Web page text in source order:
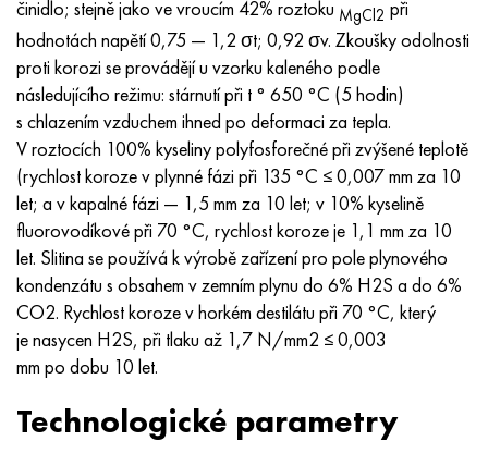
činidlo; stejně jako ve vroucím 42% roztoku MgCl2 při
hodnotách napětí 0,75 — 1,2 σt; 0,92 σv. Zkoušky odolnosti
proti korozi se provádějí u vzorku kaleného podle
následujícího režimu: stárnutí při t ° 650 °C (5 hodin)
s chlazením vzduchem ihned po deformaci za tepla.
V roztocích 100% kyseliny polyfosforečné při zvýšené teplotě
(rychlost koroze v plynné fázi při 135 °C ≤ 0,007 mm za 10
let; a v kapalné fázi — 1,5 mm za 10 let; v 10% kyselině
fluorovodíkové při 70 °C, rychlost koroze je 1,1 mm za 10
let. Slitina se používá k výrobě zařízení pro pole plynového
kondenzátu s obsahem v zemním plynu do 6% H2S a do 6%
CO2. Rychlost koroze v horkém destilátu při 70 °C, který
je nasycen H2S, při tlaku až 1,7 N/mm2 ≤ 0,003
mm po dobu 10 let.
Technologické parametry